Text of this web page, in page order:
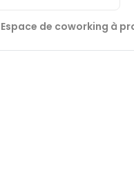
Espace de coworking à